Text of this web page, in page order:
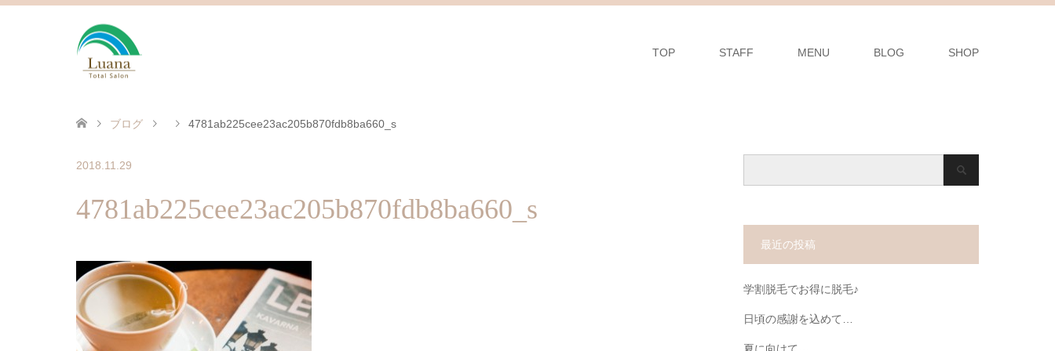
TOP STAFF MENU BLOG SHOP
ブログ 4781ab225cee23ac205b870fdb8ba660_s
2018.11.29
4781ab225cee23ac205b870fdb8ba660_s
最近の投稿
学割脱毛でお得に脱毛♪
日頃の感謝を込めて…